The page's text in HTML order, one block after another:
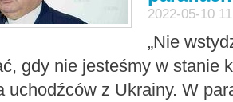
2022-05-10
„Nie
gdy nie jesteśmy w stanie
uchodźców z Ukrainy. W